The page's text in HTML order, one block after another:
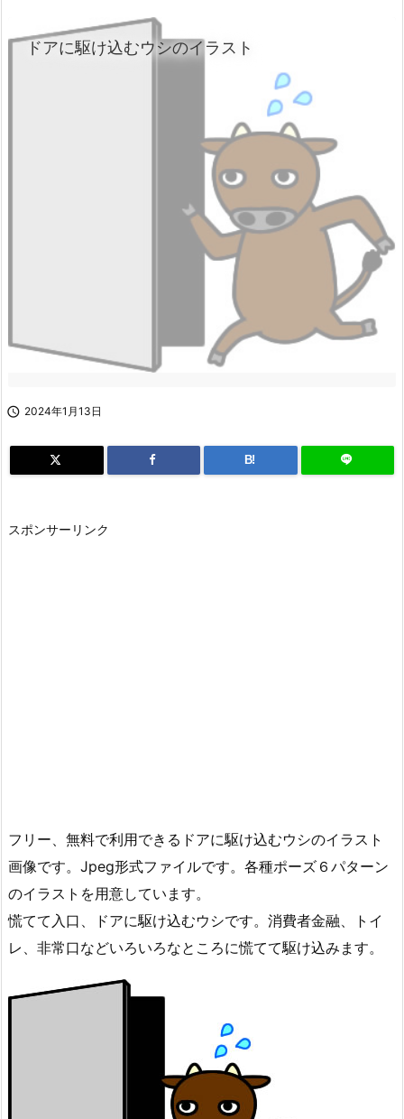
ドアに駆け込むウシのイラスト
 2024年1月13日
B!
スポンサーリンク
フリー、無料で利用できるドアに駆け込むウシのイラスト
画像です。Jpeg形式ファイルです。各種ポーズ６パターン
のイラストを用意しています。
慌てて入口、ドアに駆け込むウシです。消費者金融、トイ
レ、非常口などいろいろなところに慌てて駆け込みます。